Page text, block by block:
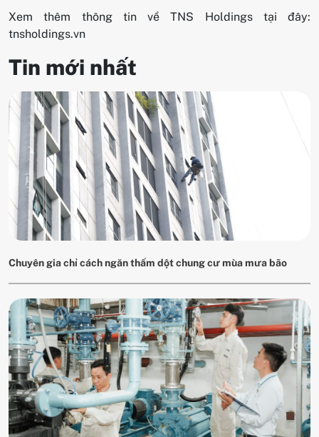
Xem thêm thông tin về TNS Holdings tại đây:
tnsholdings.vn
Tin mới nhất
Chuyên gia chỉ cách ngăn thấm dột chung cư mùa mưa bão